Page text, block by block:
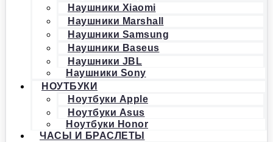
Наушники Xiaomi
Наушники Marshall
Наушники Samsung
Наушники Baseus
Наушники JBL
Наушники Sony
НОУТБУКИ
Ноутбуки Apple
Ноутбуки Asus
Ноутбуки Honor
ЧАСЫ И БРАСЛЕТЫ